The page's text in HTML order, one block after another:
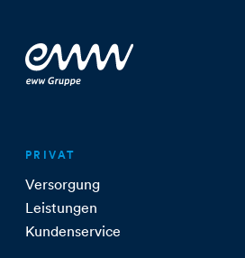
PRIVAT
Versorgung
Leistungen
Kundenservice